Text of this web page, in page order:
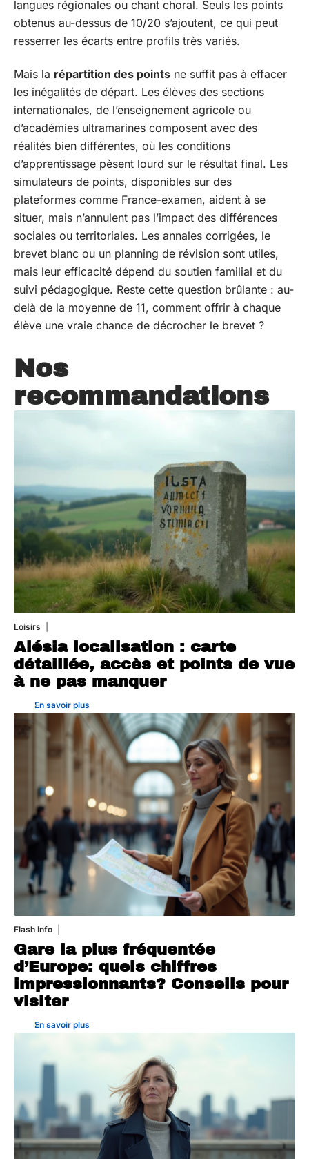
langues régionales ou chant choral. Seuls les points
obtenus au-dessus de 10/20 s’ajoutent, ce qui peut
resserrer les écarts entre profils très variés.
Mais la répartition des points ne suffit pas à effacer
les inégalités de départ. Les élèves des sections
internationales, de l’enseignement agricole ou
d’académies ultramarines composent avec des
réalités bien différentes, où les conditions
d’apprentissage pèsent lourd sur le résultat final. Les
simulateurs de points, disponibles sur des
plateformes comme France-examen, aident à se
situer, mais n’annulent pas l’impact des différences
sociales ou territoriales. Les annales corrigées, le
brevet blanc ou un planning de révision sont utiles,
mais leur efficacité dépend du soutien familial et du
suivi pédagogique. Reste cette question brûlante : au-
delà de la moyenne de 11, comment offrir à chaque
élève une vraie chance de décrocher le brevet ?
Nos
recommandations
Loisirs
Alésia localisation : carte
détaillée, accès et points de vue
à ne pas manquer
En savoir plus
Flash Info
Gare la plus fréquentée
d’Europe: quels chiffres
impressionnants? Conseils pour
visiter
En savoir plus